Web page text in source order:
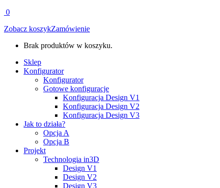
0
Zobacz koszykZamówienie
Brak produktów w koszyku.
Sklep
Konfigurator
Konfigurator
Gotowe konfiguracje
Konfiguracja Design V1
Konfiguracja Design V2
Konfiguracja Design V3
Jak to działa?
Opcja A
Opcja B
Projekt
Technologia in3D
Design V1
Design V2
Design V3